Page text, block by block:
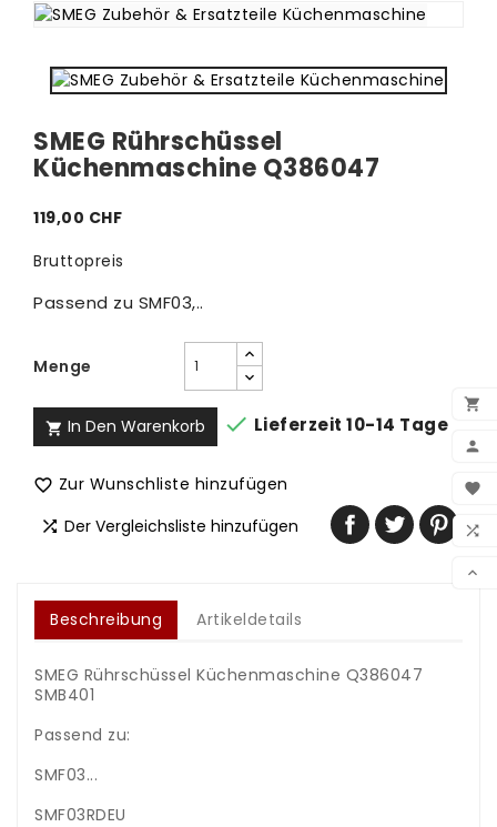





SMEG Rührschüssel
Küchenmaschine Q386047
119,00 CHF
Bruttopreis
Passend zu SMF03,..
Menge
 In Den Warenkorb  Lieferzeit 10-14 Tage
 Zur Wunschliste hinzufügen
 Der Vergleichsliste hinzufügen
Beschreibung Artikeldetails
SMEG Rührschüssel Küchenmaschine Q386047
SMB401
Passend zu:
SMF03...
SMF03RDEU